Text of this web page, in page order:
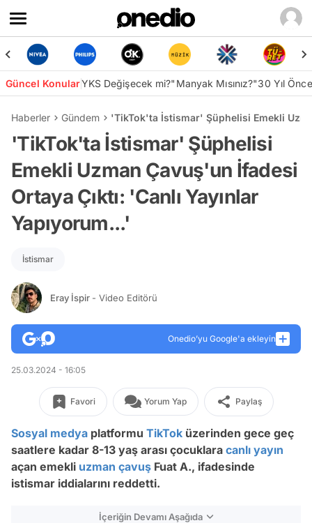
Güncel KonularYKS Değişecek mi?"Manyak Mısınız?"30 Yıl
Haberler Gündem 'TikTok'ta İstismar' Şüphelisi Emekli
'TikTok'ta İstismar' Şüphelisi
Emekli Uzman Çavuş'un İfadesi
Ortaya Çıktı: 'Canlı Yayınlar
Yapıyorum...'
İstismar
Eray İspir - Video Editörü
Onedio’yu Google'a ekleyin
25.03.2024 - 16:05
Favori Yorum Yap Paylaş
Sosyal medya platformu TikTok üzerinden gece geç
saatlere kadar 8-13 yaş arası çocuklara canlı yayın
açan emekli uzman çavuş Fuat A., ifadesinde
istismar iddialarını reddetti.
İçeriğin Devamı Aşağıda